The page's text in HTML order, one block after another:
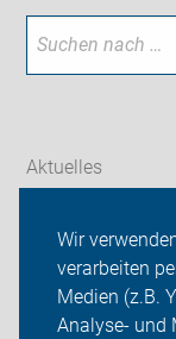
Wir
verarbeiten
Medien (z.B.
Analyse- und
Aktuelles
ADFC Thüringen
Sei dabei